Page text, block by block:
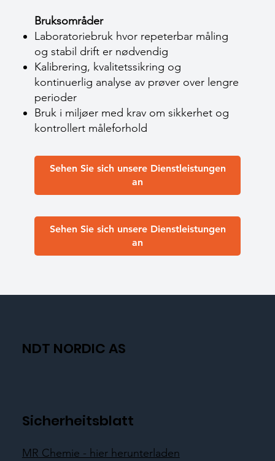
Bruksområder
Laboratoriebruk hvor repeterbar måling
og stabil drift er nødvendig
Kalibrering, kvalitetssikring og
kontinuerlig analyse av prøver over lengre
perioder
Bruk i miljøer med krav om sikkerhet og
kontrollert måleforhold
Sehen Sie sich unsere Dienstleistungen
an
Sehen Sie sich unsere Dienstleistungen
an
NDT NORDIC AS
Sicherheitsblatt
MR Chemie - hier herunterladen